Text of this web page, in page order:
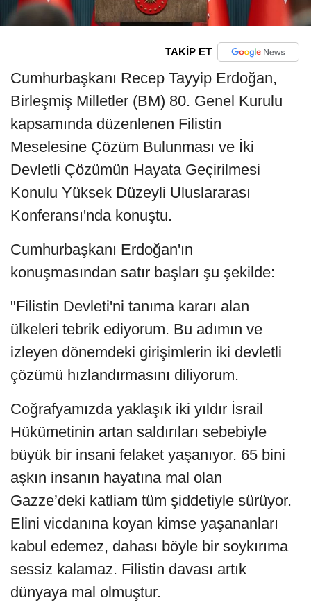
TAKİP ET
Cumhurbaşkanı Recep Tayyip Erdoğan,
Birleşmiş Milletler (BM) 80. Genel Kurulu
kapsamında düzenlenen Filistin
Meselesine Çözüm Bulunması ve İki
Devletli Çözümün Hayata Geçirilmesi
Konulu Yüksek Düzeyli Uluslararası
Konferansı'nda konuştu.
Cumhurbaşkanı Erdoğan'ın
konuşmasından satır başları şu şekilde:
"Filistin Devleti'ni tanıma kararı alan
ülkeleri tebrik ediyorum. Bu adımın ve
izleyen dönemdeki girişimlerin iki devletli
çözümü hızlandırmasını diliyorum.
Coğrafyamızda yaklaşık iki yıldır İsrail
Hükümetinin artan saldırıları sebebiyle
büyük bir insani felaket yaşanıyor. 65 bini
aşkın insanın hayatına mal olan
Gazze’deki katliam tüm şiddetiyle sürüyor.
Elini vicdanına koyan kimse yaşananları
kabul edemez, dahası böyle bir soykırıma
sessiz kalamaz. Filistin davası artık
dünyaya mal olmuştur.